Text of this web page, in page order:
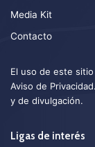
Media Kit
Contacto
El uso de este
Aviso de Privacidad
y de divulgación.
Ligas de interés